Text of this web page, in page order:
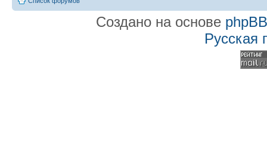
Создано на основе phpBB
Русская